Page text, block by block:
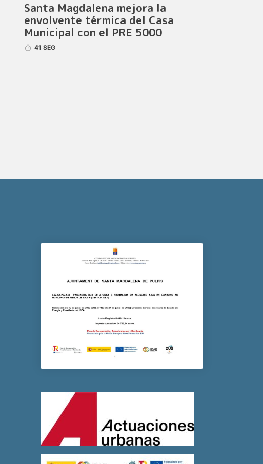
Santa Magdalena mejora la
envolvente térmica del Casa
Municipal con el PRE 5000
41 SEG